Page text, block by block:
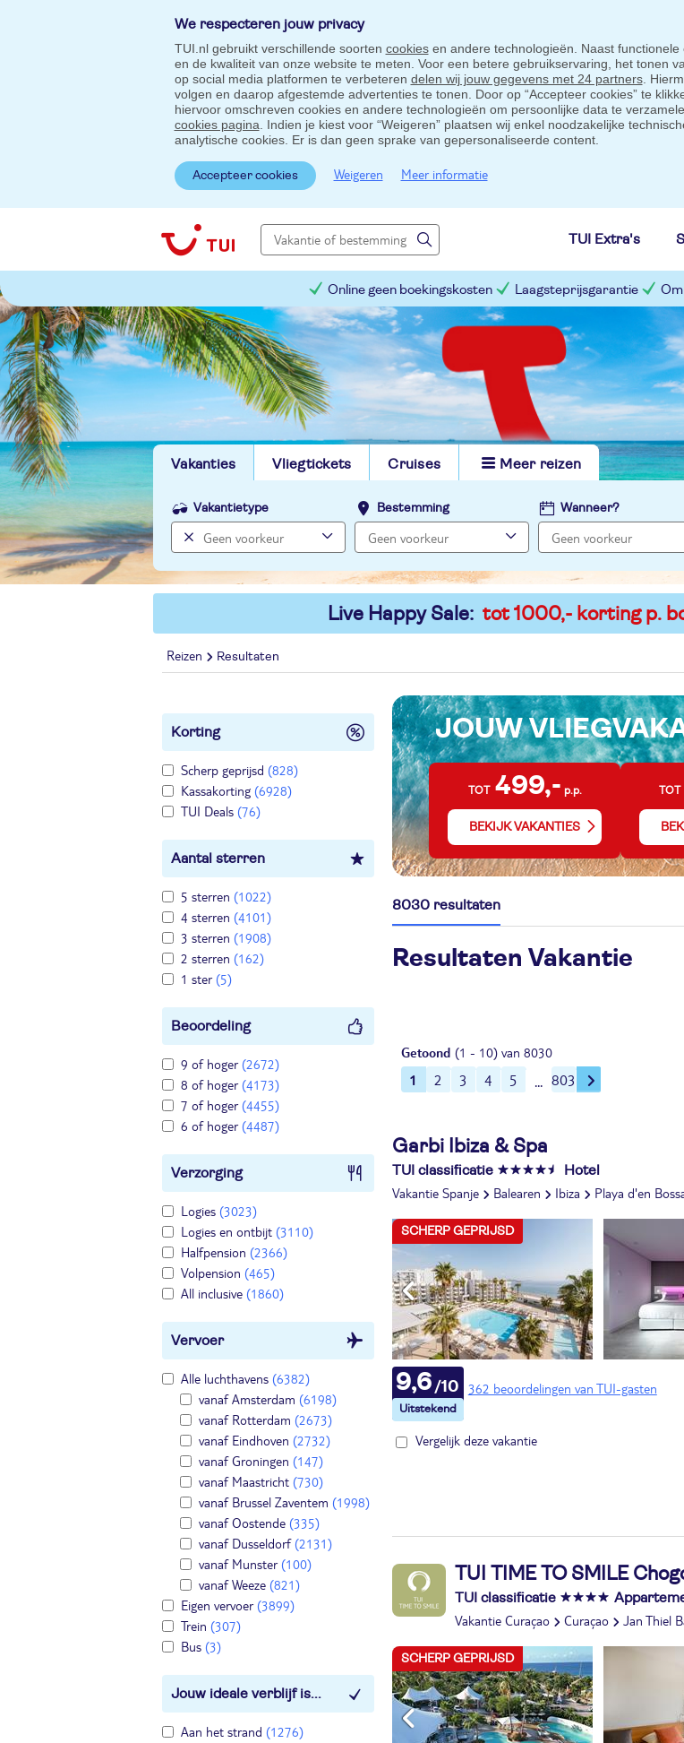
We respecteren jouw privacy
TUI.nl gebruikt verschillende soorten cookiesen andere technologieën. Naast
en de kwaliteit van onze website te meten. Voor een betere gebruikservaring, het tonen
op social media platformen te verbeteren delen wij jouw gegevens met 24 partners.
volgen en daarop afgestemde advertenties te tonen. Door op “Accepteer cookies” te
hiervoor omschreven cookies en andere technologieën om persoonlijke data te
cookies pagina . Indien je kiest voor “Weigeren” plaatsen wij enkel noodzakelijke
analytische cookies. Er is dan geen sprake van gepersonaliseerde content.
Accepteer cookies Weigeren Meer informatie
TUI Extra's
Online geen boekingskosten Laagsteprijsgarantie
Vakanties Vliegtickets Cruises Meer reizen
Vakantietype Bestemming Wanneer?
Live Happy Sale: tot 1000,- korting p.
Reizen Resultaten
Korting
Scherp geprijsd (828)
Kassakorting (6928)
TUI Deals (76)
Aantal sterren
5 sterren (1022)
4 sterren (4101)
3 sterren (1908)
2 sterren (162)
1 ster(5)
Beoordeling
9 of hoger(2672)
8 of hoger(4173)
7 of hoger(4455)
6 of hoger(4487)
Verzorging
Logies (3023)
Logies en ontbijt (3110)
Halfpension (2366)
Volpension (465)
All inclusive (1860)
Vervoer
Alle luchthavens (6382)
vanaf Amsterdam (6198)
vanaf Rotterdam (2673)
vanaf Eindhoven (2732)
vanaf Groningen (147)
vanaf Maastricht (730)
vanaf Brussel Zaventem (1998)
vanaf Oostende (335)
vanaf Dusseldorf(2131)
vanaf Munster(100)
vanaf Weeze (821)
Eigen vervoer(3899)
Trein (307)
Bus (3)
Jouw ideale verblijf is...
Aan het strand (1276)
JOUW
TOT 499,- p.p.
BEKIJK VAKANTIES
TOT
8030 resultaten
Resultaten Vakantie
Getoond (1 - 10) van 8030
1 2 3 4 5 803
Garbi Ibiza & Spa
TUI classificatie Hotel
Vakantie Spanje Balearen Ibiza Playa d'en
SCHERP GEPRIJSD
362 beoordelingen van TUI-gasten
9,6
Vergelijk deze vakantie
TUI TIME TO SMILE
TUI classificatie
Vakantie Curaçao Curaçao Jan Thiel
SCHERP GEPRIJSD